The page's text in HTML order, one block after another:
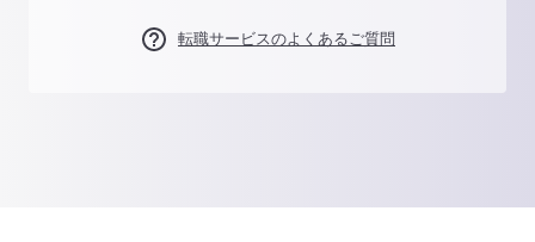
転職サービスのよくあるご質問